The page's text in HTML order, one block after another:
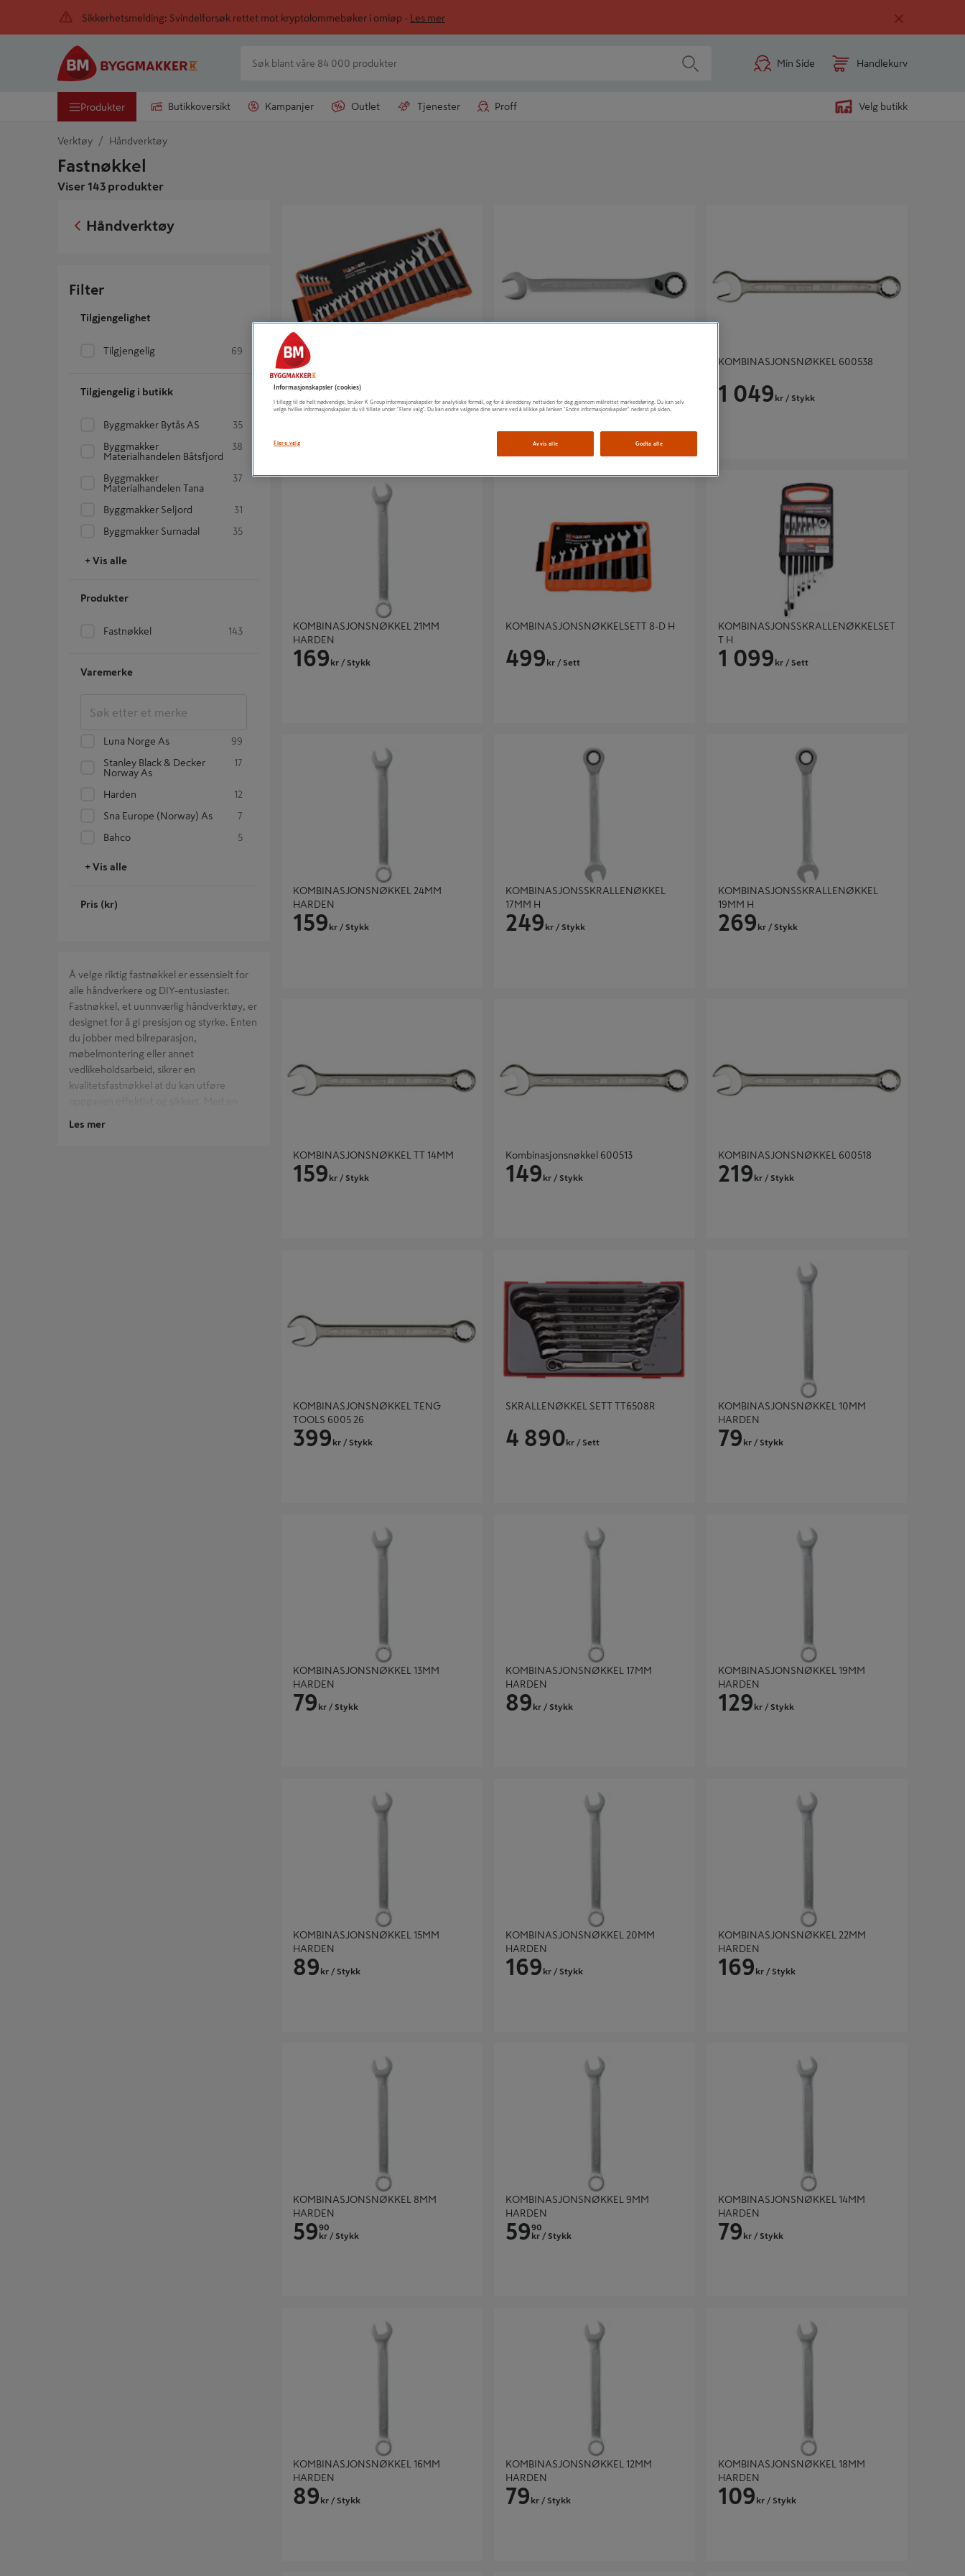
Sikkerhetsmelding: Svindelforsøk rettet mot kryptolommebøker i omløp - Les mer
Min Side Handlekurv
Produkter Butikkoversikt Kampanjer Outlet Tjenester Proff Velg butikk
Verktøy Håndverktøy
Fastnøkkel
Viser 143 produkter
Håndverktøy
Filter
Tilgjengelighet
Tilgjengelig 69
Tilgjengelig i butikk
Byggmakker Bytås AS 35
Byggmakker
Materialhandelen Båtsfjord
38
Byggmakker
Materialhandelen Tana
37
Byggmakker Seljord 31
Byggmakker Surnadal 35
+ Vis alle
Produkter
Fastnøkkel 143
Varemerke
Luna Norge As 99
Stanley Black & Decker
Norway As
17
Harden 12
Sna Europe (norway) As 7
Bahco 5
+ Vis alle
Pris (kr)
Å velge riktig fastnøkkel er essensielt for
alle håndverkere og DIY-entusiaster.
Fastnøkkel, et uunnværlig håndverktøy, er
designet for å gi presisjon og styrke. Enten
du jobber med bilreparasjon,
møbelmontering eller annet
vedlikeholdsarbeid, sikrer en
kvalitetsfastnøkkel at du kan utføre
Les mer
KOMBINASJONSNØKKELSETT 23-
DELER H
1 449 kr / Sett 379 kr / Stykk
KOMBINASJONSNØKKEL 600538
1 049 kr / Stykk
KOMBINASJONSNØKKEL 21MM HARDEN
KOMBINASJONSNØKKEL 21MM
HARDEN
169 kr / Stykk
KOMBINASJONSNØKKELSETT 8-D H
KOMBINASJONSNØKKELSETT 8-D H
499 kr / Sett
KOMBINASJONSSKRALLENØKKELSETT H
KOMBINASJONSSKRALLENØKKELSET
T H
1 099 kr / Sett
KOMBINASJONSNØKKEL 24MM
HARDEN
159 kr / Stykk
KOMBINASJONSSKRALLENØKKEL
17MM H
249 kr / Stykk
KOMBINASJONSSKRALLENØKKEL
19MM H
269 kr / Stykk
KOMBINASJONSNØKKEL TT 14MM
159 kr / Stykk
Kombinasjonsnøkkel 600513
149 kr / Stykk
KOMBINASJONSNØKKEL 600518
219 kr / Stykk
KOMBINASJONSNØKKEL TENG
TOOLS 6005 26
399 kr / Stykk
SKRALLENØKKEL SETT TT6508R
4 890 kr / Sett
KOMBINASJONSNØKKEL 10MM
HARDEN
79 kr / Stykk
KOMBINASJONSNØKKEL 13MM
HARDEN
79 kr / Stykk
KOMBINASJONSNØKKEL 17MM
HARDEN
89 kr / Stykk
KOMBINASJONSNØKKEL 19MM
HARDEN
129 kr / Stykk
KOMBINASJONSNØKKEL 15MM
HARDEN
89 kr / Stykk
KOMBINASJONSNØKKEL 20MM
HARDEN
169 kr / Stykk
KOMBINASJONSNØKKEL 22MM
HARDEN
169 kr / Stykk
KOMBINASJONSNØKKEL 8MM
HARDEN
5990
kr / Stykk
KOMBINASJONSNØKKEL 9MM
HARDEN
5990
kr / Stykk
KOMBINASJONSNØKKEL 14MM
HARDEN
79 kr / Stykk
KOMBINASJONSNØKKEL 16MM
HARDEN
89 kr / Stykk
KOMBINASJONSNØKKEL 12MM
HARDEN
79 kr / Stykk
KOMBINASJONSNØKKEL 18MM
HARDEN
109 kr / Stykk
Informasjonskapsler (cookies)
I tillegg til de helt nødvendige, bruker K Group informasjonskapsler for analytiske formål, og for å skreddersy nettsiden for deg gjennom målrettet markedsføring. Du kan selv
velge hvilke informasjonskapsler du vil tillate under "Flere valg". Du kan endre valgene dine senere ved å klikke på lenken "Endre informasjonskapsler" nederst på siden.
Flere valg Avvis alle Godta alle